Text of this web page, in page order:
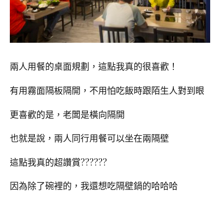
兩人用餐的桌面規劃，這點我真的很喜歡！
有用霧面隔板隔開，不用怕吃飯時跟陌生人對到眼
更喜歡的是，老闆是橫向隔開
也就是說，兩人同行用餐可以坐在兩隔壁
這點我真的超讚賞??????
因為除了碗裡的，我還想吃隔壁鍋的哈哈哈